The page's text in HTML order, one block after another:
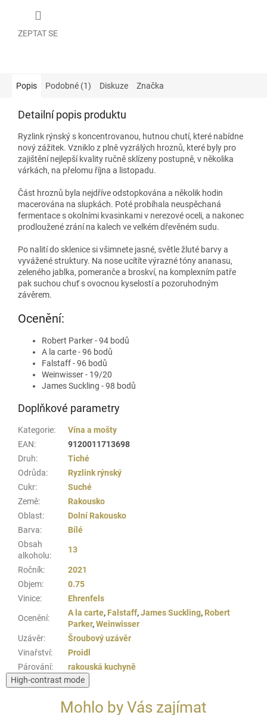
ZEPTAT SE
Popis Podobné (1) Diskuze Značka
Detailní popis produktu
Ryzlink rýnský s koncentrovanou, hutnou chutí, které nabídne
nový zážitek. Vzniklo z plně vyzrálých hroznů, které byly pro
zajištění nejlepší kvality ručně sklízeny postupně, v několika
várkách, na přelomu října a listopadu.
Část hroznů byla nejdříve odstopkována a několik hodin
macerována na slupkách. Poté probíhala neuspěchaná
fermentace s okolními kvasinkami v nerezové oceli, a nakonec
prodloužené zrání na kalech ve velkém dřevěném sudu.
Po nalití do sklenice si všimnete jasné, světle žluté barvy a
vyvážené struktury. Na nose ucítíte výrazné tóny ananasu,
zeleného jablka, pomeranče a broskví, na komplexním patře
pak suchou chuť s ovocnou kyselostí a pozoruhodným
závěrem.
Ocenění:
Robert Parker - 94 bodů
A la carte - 96 bodů
Falstaff - 96 bodů
Weinwisser - 19/20
James Suckling - 98 bodů
Doplňkové parametry
Kategorie:
Vína a mošty
EAN:
9120011713698
Druh:
Tiché
Odrůda:
Ryzlink rýnský
Cukr:
Suché
Země:
Rakousko
Oblast:
Dolní Rakousko
Barva:
Bílé
Obsah
alkoholu:
13
Ročník:
2021
Objem:
0.75
Vinice: Ehrenfels
Ocenění:
A la carte, Falstaff,James Suckling, Robert
Parker,Weinwisser
Uzávěr:
Šroubový uzávěr
Vinařství:
Proidl
Párování:
rakouská kuchyně
High-contrast mode
Mohlo by Vás zajímat